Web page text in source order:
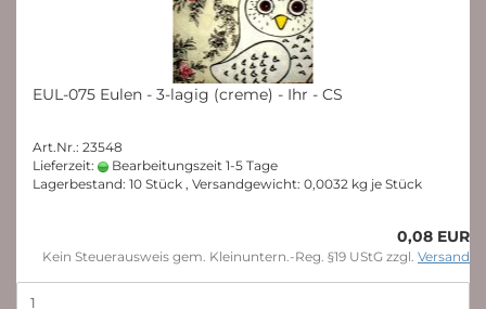
EUL-075 Eulen - 3-lagig (creme) - Ihr - CS
Art.Nr.: 23548
Lieferzeit:
Bearbeitungszeit 1-5 Tage
Lagerbestand: 10 Stück , Versandgewicht: 0,0032 kg je Stück
0,08 EUR
Kein Steuerausweis gem. Kleinuntern.-Reg. §19 UStG zzgl. Versand